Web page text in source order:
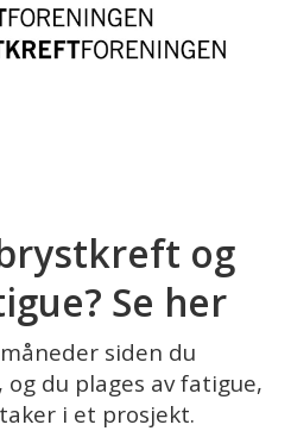
og
Se her
siden du
du plages av fatigue,
i et prosjekt.